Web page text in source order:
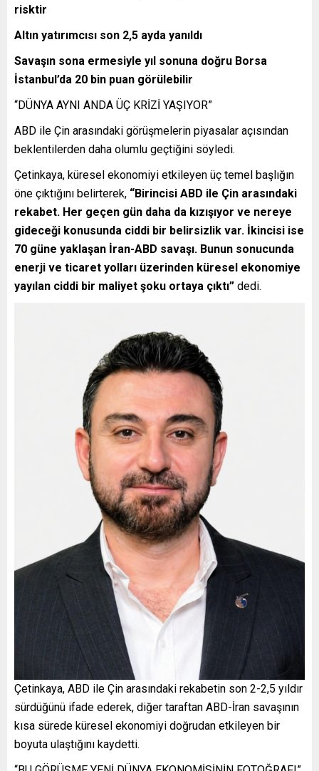
risktir
Altın yatırımcısı son 2,5 ayda yanıldı
Savaşın sona ermesiyle yıl sonuna doğru Borsa
İstanbul’da 20 bin puan görülebilir
“DÜNYA AYNI ANDA ÜÇ KRİZİ YAŞIYOR”
ABD ile Çin arasındaki görüşmelerin piyasalar açısından
beklentilerden daha olumlu geçtiğini söyledi.
Çetinkaya, küresel ekonomiyi etkileyen üç temel başlığın
öne çıktığını belirterek, “Birincisi ABD ile Çin arasındaki
rekabet. Her geçen gün daha da kızışıyor ve nereye
gideceği konusunda ciddi bir belirsizlik var. İkincisi ise
70 güne yaklaşan İran-ABD savaşı. Bunun sonucunda
enerji ve ticaret yolları üzerinden küresel ekonomiye
yayılan ciddi bir maliyet şoku ortaya çıktı” dedi.
Çetinkaya, ABD ile Çin arasındaki rekabetin son 2-2,5 yıldır
sürdüğünü ifade ederek, diğer taraftan ABD-İran savaşının
kısa sürede küresel ekonomiyi doğrudan etkileyen bir
boyuta ulaştığını kaydetti.